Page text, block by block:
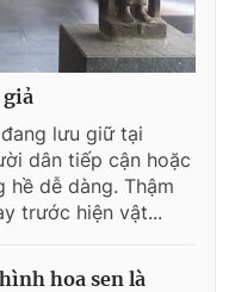
lưu giữ tại
dân tiếp cận hoặc
hề dễ dàng. Thậm
trước hiện vật...
hoa sen là